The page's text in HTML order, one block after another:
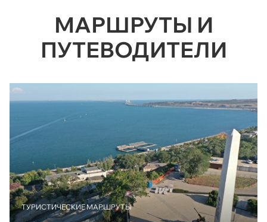
МАРШРУТЫ И
ПУТЕВОДИТЕЛИ
ТУРИСТИЧЕСКИЕ МАРШРУТЫ